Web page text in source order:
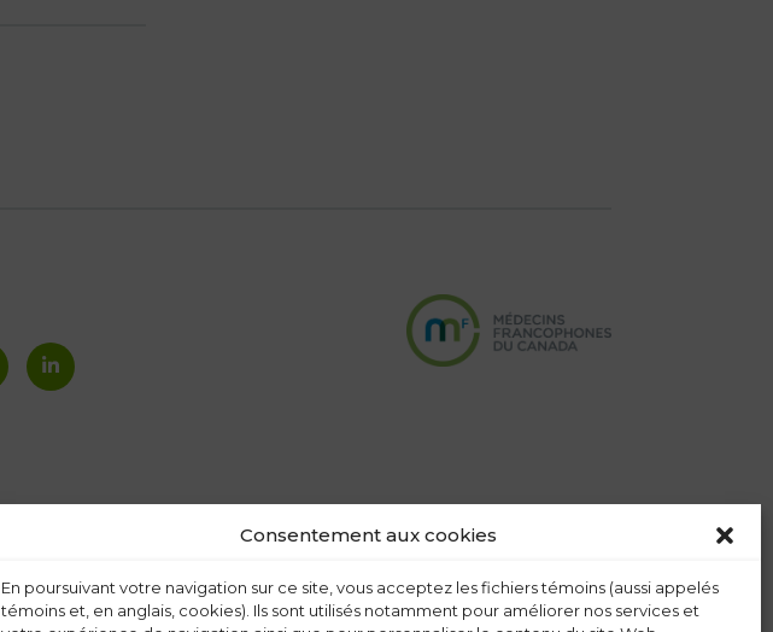
Consentement aux cookies
En poursuivant votre navigation sur ce site, vous acceptez les fichiers témoins (aussi appelés
témoins et, en anglais, cookies). Ils sont utilisés notamment pour améliorer nos services et